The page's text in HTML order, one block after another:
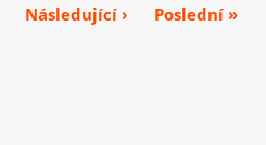
Následující › Poslední »